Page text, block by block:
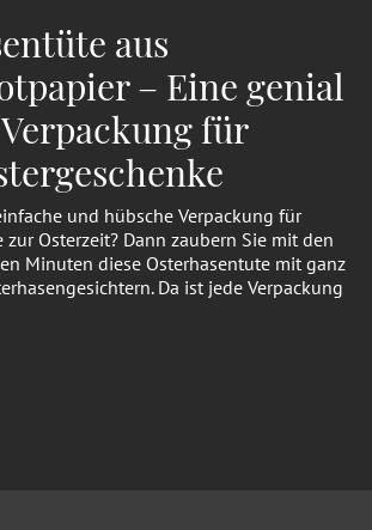
aus
– Eine genial
für
und hübsche Verpackung für
zur Osterzeit? Dann zaubern Sie mit den
Minuten diese Osterhasentute mit ganz
Da ist jede Verpackung